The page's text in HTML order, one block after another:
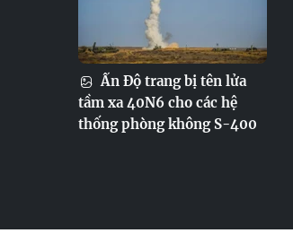
Ấn Độ trang bị tên lửa
tầm xa 40N6 cho các hệ
thống phòng không S-400